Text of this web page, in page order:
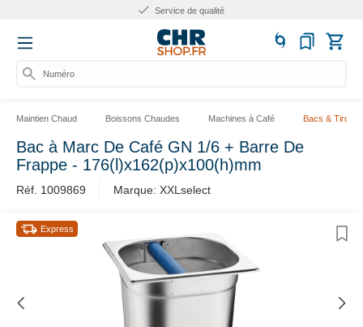
Service de qualité
Numéro d
Maintien Chaud Boissons Chaudes Machines à Café Bacs & Tiroirs
Bac à Marc De Café GN 1/6 + Barre De
Frappe - 176(l)x162(p)x100(h)mm
Réf. 1009869 Marque: XXLselect
Express